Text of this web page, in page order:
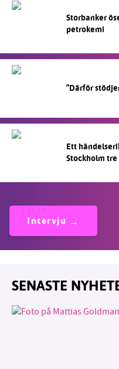
Storbanker
petrokemi
”Därför
Ett
Stockholm
Intervju
SENASTE